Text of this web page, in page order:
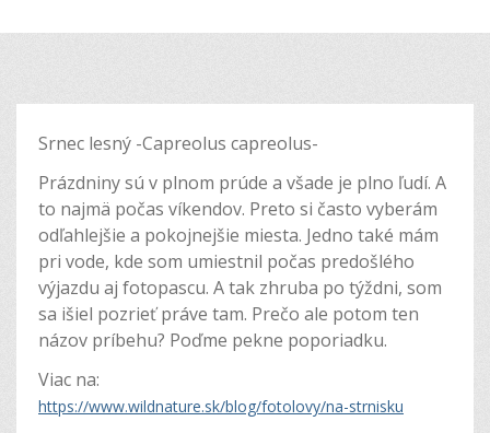
Srnec lesný -Capreolus capreolus-
Prázdniny sú v plnom prúde a všade je plno ľudí. A
to najmä počas víkendov. Preto si často vyberám
odľahlejšie a pokojnejšie miesta. Jedno také mám
pri vode, kde som umiestnil počas predošlého
výjazdu aj fotopascu. A tak zhruba po týždni, som
sa išiel pozrieť práve tam. Prečo ale potom ten
názov príbehu? Poďme pekne poporiadku.
Viac na:
https://www.wildnature.sk/blog/fotolovy/na-strnisku